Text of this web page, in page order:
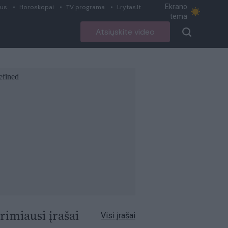
Horoskopai TV programa Lrytas.lt
Ekrano
tema
Atsiųskite video
įrašai Visi įrašai